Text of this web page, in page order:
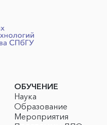
ОБУЧЕНИЕ
Наука
Образование
Мероприятия